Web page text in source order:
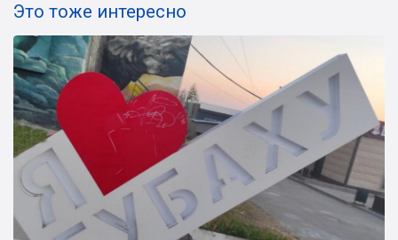
Это тоже интересно